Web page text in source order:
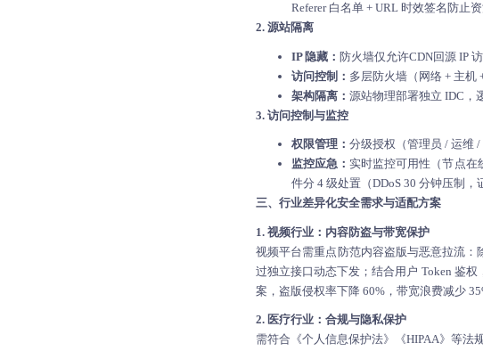
Referer 白名单 + URL 时效签名防止资
2. 源站隔离
IP 隐藏： 防火墙仅允许CDN回源 IP
访问控制： 多层防火墙（网络 + 主机
架构隔离： 源站物理部署独立 IDC，
3. 访问控制与监控
权限管理： 分级授权（管理员 / 运维
监控应急：实时监控可用性（节点在
件分 4 级处置（DDoS 30 分钟压制，
三、行业差异化安全需求与适配方案
1. 视频行业：内容防盗与带宽保护
视频平台需重点防范内容盗版与恶意拉流：
过独立接口动态下发；结合用户 Token 鉴
案，盗版侵权率下降 60%，带宽浪费减少
2. 医疗行业：合规与隐私保护
需符合《个人信息保护法》《HIPAA》等法